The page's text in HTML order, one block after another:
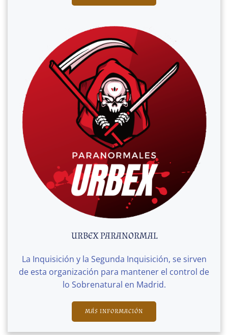
URBEX PARANORMAL
La Inquisición y la Segunda Inquisición, se sirven
de esta organización para mantener el control de
lo Sobrenatural en Madrid.
MÁS INFORMACIÓN